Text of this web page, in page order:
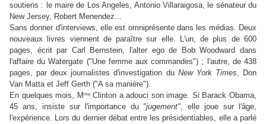
soutiens : le maire de Los Angeles, Antonio Villaraigosa, le sénateur du
New Jersey, Robert Menendez...
Sans donner d'interviews, elle est omniprésente dans les médias. Deux
nouveaux livres viennent de paraître sur elle. L'un, de plus de 600
pages, écrit par Carl Bernstein, l'alter ego de Bob Woodward dans
l'affaire du Watergate ("Une femme aux commandes") ; l'autre, de 438
pages, par deux journalistes d'investigation du New York Times, Don
Van Matta et Jeff Gerth ("A sa manière").
En quelques mois, M meClinton a adouci son image. Si Barack Obama,
45 ans, insiste sur l'importance du "jugement", elle joue sur l'âge,
l'expérience. Lors du dernier débat entre les présidentiables, elle a parlé